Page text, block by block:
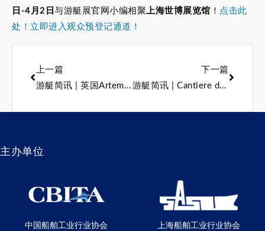
日-4月2日 与游艇展官网小编相聚 上海世博展览馆 ！ 点击此
处！立即进入观众预登记通道！
上一篇
游艇简讯 | 英国Artemis科技推出EF-12 Escape豪华电动水翼水上的士
下一篇
游艇简讯 | Cantiere delle Marche 推出 45 米定制探险游艇 Tremenda
主办单位
中国船舶工业行业协会 上海船舶工业行业协会